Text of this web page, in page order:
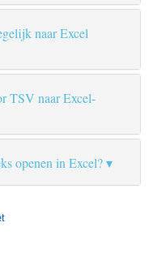
naar Excel
TSV naar Excel-
openen in Excel?